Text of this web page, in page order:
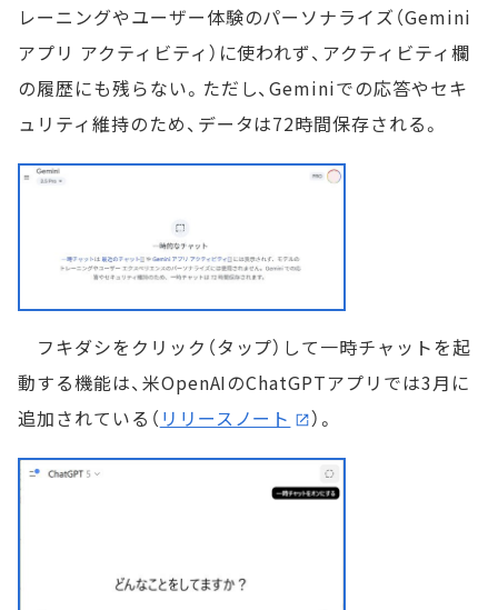
レーニングやユーザー体験のパーソナライズ（Gemini
アプリ アクティビティ）に使われず、アクティビティ欄
の履歴にも残らない。ただし、Geminiでの応答やセキ
ュリティ維持のため、データは72時間保存される。
フキダシをクリック（タップ）して一時チャットを起
動する機能は、米OpenAIのChatGPTアプリでは3月に
追加されている（ リリースノート ）。